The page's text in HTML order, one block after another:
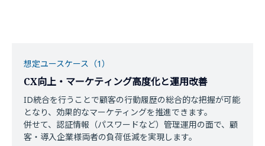
想定ユースケース（1）
CX向上・マーケティング高度化と運用改善
ID統合を行うことで顧客の行動履歴の総合的な把握が可能
となり、効果的なマーケティングを推進できます。​
併せて、認証情報（パスワードなど）管理運用の面で、顧
客・導入企業様両者の負荷低減を実現します。